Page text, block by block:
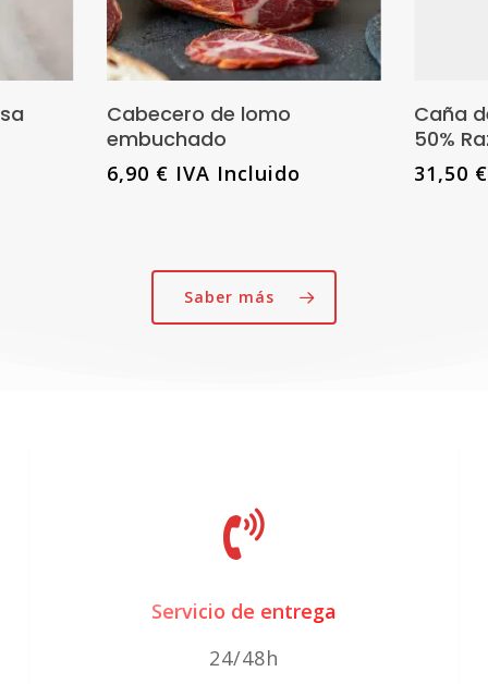
Añadir Al Carrito
Cabecero de lomo
embuchado
6,90 € IVA Incluido
Caña
50%
31,50 €
Este
producto
tiene
múltiples
variantes.
Saber más
Servicio de entrega
24/48h